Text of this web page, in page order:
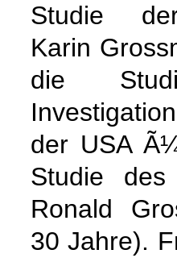
Studie
Karin
die
der USA
Studie des
Ronald
30 Jahre).